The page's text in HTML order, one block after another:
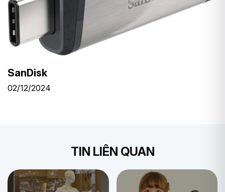
SanDisk
02/12/2024
TIN LIÊN QUAN